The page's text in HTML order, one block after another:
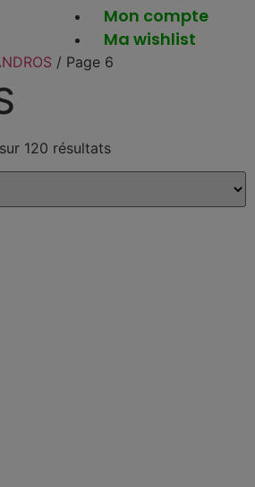
Mon compte
Ma wishlist
/ Page 6
120 résultats